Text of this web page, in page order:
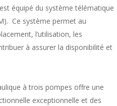
équipé du système télématique
Ce système permet au
l’utilisation, les
à assurer la disponibilité et
à trois pompes offre une
exceptionnelle et des